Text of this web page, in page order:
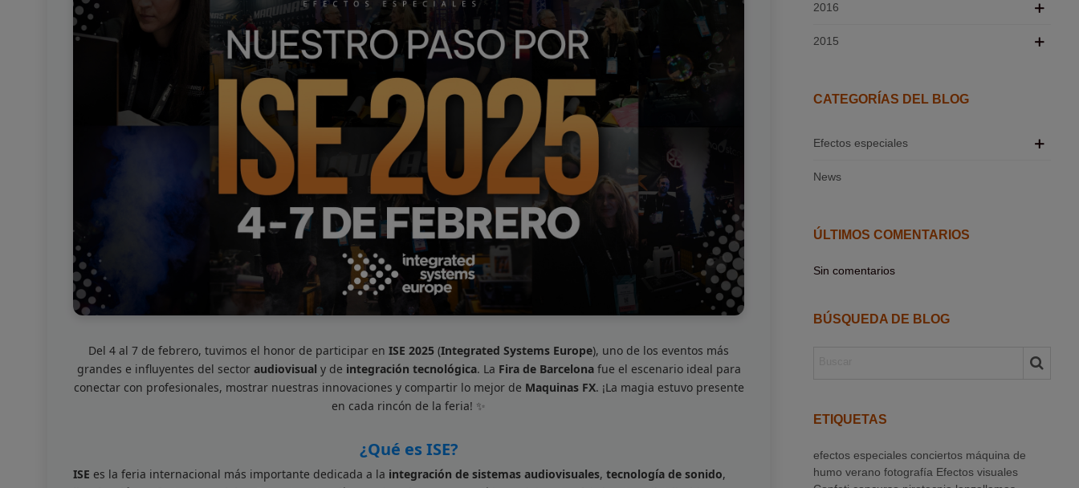
2016
2015
CATEGORÍAS DEL BLOG
Efectos especiales
News
ÚLTIMOS COMENTARIOS
Sin comentarios
BÚSQUEDA DE BLOG
ETIQUETAS
efectos especiales conciertos máquina de
humo verano fotografía Efectos visuales
Del 4 al 7 de febrero, tuvimos el honor de participar enISE 2025 (Integrated Systems Europe), uno de los eventos más
grandes e influyentes del sector audiovisual y de integración tecnológica. La Fira de Barcelonafue el escenario ideal para
conectar con profesionales, mostrar nuestras innovaciones y compartir lo mejor de Maquinas FX. ¡La magia estuvo presente
en cada rincón de la feria! ✨
¿Qué es ISE?
ISE es la feria internacional más importante dedicada a la integración de sistemas audiovisuales,tecnología de sonido,